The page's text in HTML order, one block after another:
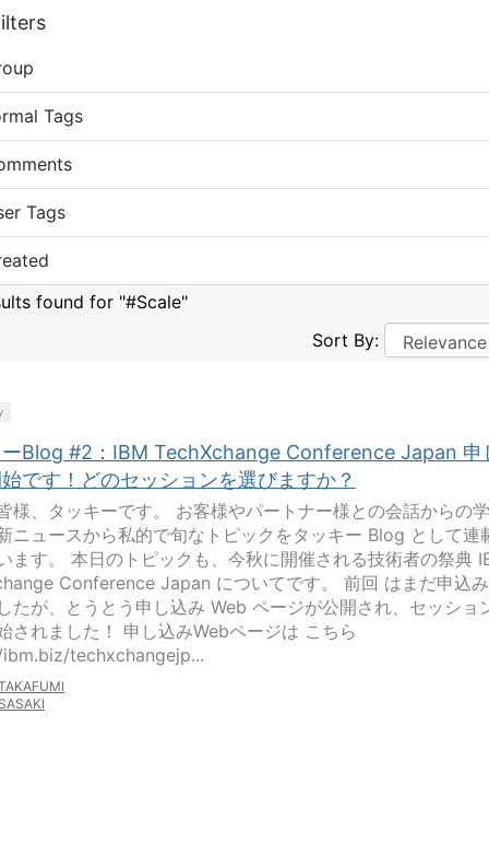
Tags
Tags
found for "#Scale"
Sort By:
Blog #2：IBM TechXchange Conference Japan 申
です！どのセッションを選びますか？
様、タッキーです。 お客様やパートナー様との会話からの学
ニュースから私的で旬なトピックをタッキー Blog として連
ます。 本日のトピックも、今秋に開催される技術者の祭典
Conference Japan についてです。 前回 はまだ申込
たが、とうとう申し込み Web ページが公開され、セッショ
されました！ 申し込みWebページは こちら
techxchangejp...